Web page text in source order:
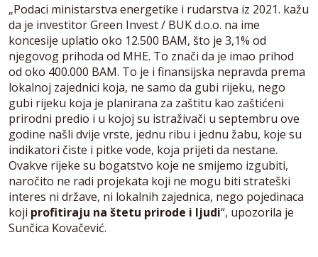
„Podaci ministarstva energetike i rudarstva iz 2021. kažu
da je investitor Green Invest / BUK d.o.o. na ime
koncesije uplatio oko 12.500 BAM, što je 3,1% od
njegovog prihoda od MHE. To znači da je imao prihod
od oko 400.000 BAM. To je i finansijska nepravda prema
lokalnoj zajednici koja, ne samo da gubi rijeku, nego
gubi rijeku koja je planirana za zaštitu kao zaštićeni
prirodni predio i u kojoj su istraživači u septembru ove
godine našli dvije vrste, jednu ribu i jednu žabu, koje su
indikatori čiste i pitke vode, koja prijeti da nestane.
Ovakve rijeke su bogatstvo koje ne smijemo izgubiti,
naročito ne radi projekata koji ne mogu biti strateški
interes ni države, ni lokalnih zajednica, nego pojedinaca
koji profitiraju na štetu prirode i ljudi“, upozorila je
Sunčica Kovačević.